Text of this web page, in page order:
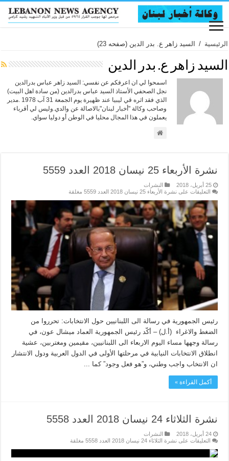
الرئيسية / السيد زاهر ع. بدر الدين (صفحه 23)
السيد زاهر ع. بدر الدين
اسمحوا لي ان اعرفكم عن نفسي: السيد زاهر عباس بدرالدين
نجل الصحفي الأستاذ السيد عباس بدرالدين (من سادة اهل البيت)
الذي فقد اثره قي ليبيا عند ظهيرة يوم الجمعة 31 آب 1978 .مدير
وصاحب وكالة "أخبار لبنان"بالاصالة عن والدي.وليس لي أقرباء
يعملون في هذا المجال محليا في الوطن أو دوليا سواي.
نشرة الأربعاء 25 نيسان 2018 العدد 5559
25 أبريل، 2018
النشرات
التعليقات على نشرة الأربعاء 25 نيسان 2018 العدد 5559 مغلقة
رئيس الجمهورية في رسالة الى اللبنانيين حول الانتخابات: تحرروا من
الضغط والاغراء (أ.ل) – أكّد رئيس الجمهورية العماد ميشال عون، في
رسالة وجهها مساء اليوم الاربعاء الى اللبنانيين، مقيمين ومغتربين، عشية
انطلاق الانتخابات النيابية في مرحلتها الأولى في الدول العربية ودول الانتشار
ان الانتخاب واجب وطني، و”هو فعل وجود” كما ...
أكمل القراءة »
نشرة الثلاثاء 24 نيسان 2018 العدد 5558
24 أبريل، 2018
النشرات
التعليقات على نشرة الثلاثاء 24 نيسان 2018 العدد 5558 مغلقة